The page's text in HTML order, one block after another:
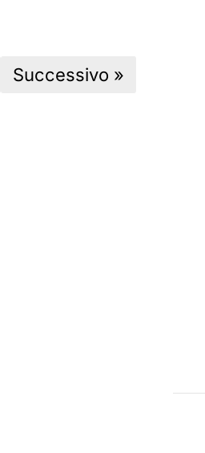
Successivo »